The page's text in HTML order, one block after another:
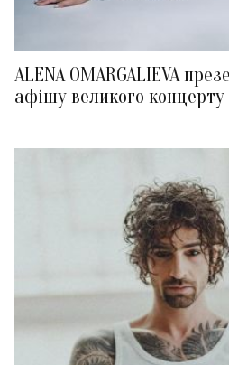
ALENA OMARGALIEVA
афішу великого